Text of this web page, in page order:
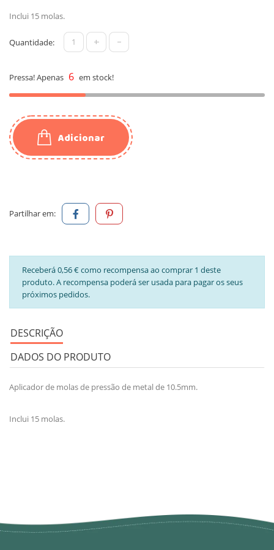
Inclui 15 molas.
Quantidade: + -
Pressa! Apenas 6 em stock!
Adicionar
Partilhar em:
Receberá 0,56 € como recompensa ao comprar 1 deste
produto. A recompensa poderá ser usada para pagar os seus
próximos pedidos.
DESCRIÇÃO
DADOS DO PRODUTO
Aplicador de molas de pressão de metal de 10.5mm.
Inclui 15 molas.